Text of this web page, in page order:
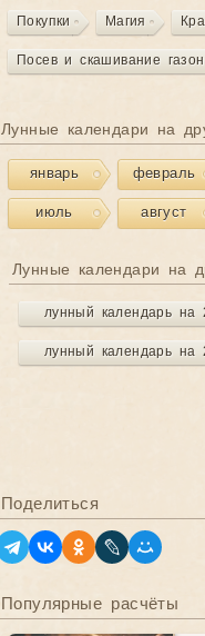
Покупки Магия
Посев и скашивание
Лунные календари на
январь февраль
июль август
Лунные календари на
лунный календарь на
лунный календарь на
Поделиться
Популярные расчёты